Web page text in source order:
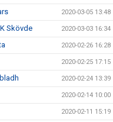
2020-03-05 13:48
Skövde 2020-03-03 16:34
2020-02-26 16:28
2020-02-25 17:15
2020-02-24 13:39
2020-02-14 10:00
2020-02-11 15:19